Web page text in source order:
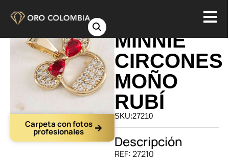
Carpeta con fotos
profesionales
MINNIE
CIRCONES
MOÑO
RUBÍ
SKU:27210
Descripción
REF: 27210